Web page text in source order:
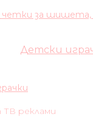
четки за
Детски
реклами